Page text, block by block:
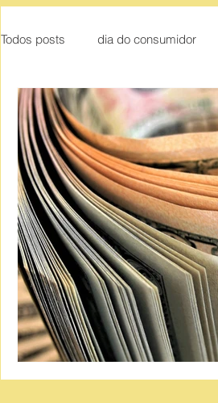
Todos posts dia do consumidor
Liderança O Poder do
Apresentação de proposta
Como vender de porta em porta
Dicas de conteúdos sobre vendas
Fechamento Fidelização